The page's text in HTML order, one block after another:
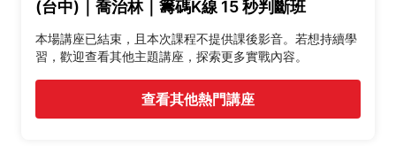
(台中)｜喬治林｜籌碼K線 15 秒判斷班
本場講座已結束，且本次課程不提供課後影音。若想持續學
習，歡迎查看其他主題講座，探索更多實戰內容。
查看其他熱門講座